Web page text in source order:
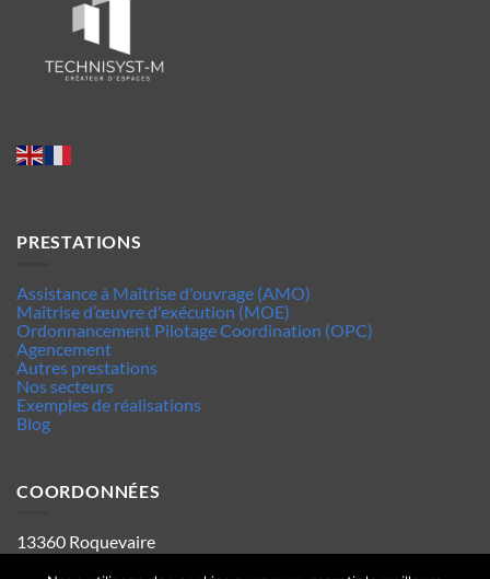
PRESTATIONS
Assistance à Maîtrise d'ouvrage (AMO)
Maîtrise d’œuvre d'exécution (MOE)
Ordonnancement Pilotage Coordination (OPC)
Agencement
Autres prestations
Nos secteurs
Exemples de réalisations
Blog
COORDONNÉES
13360 Roquevaire
Tel : 06.63.70.62.44